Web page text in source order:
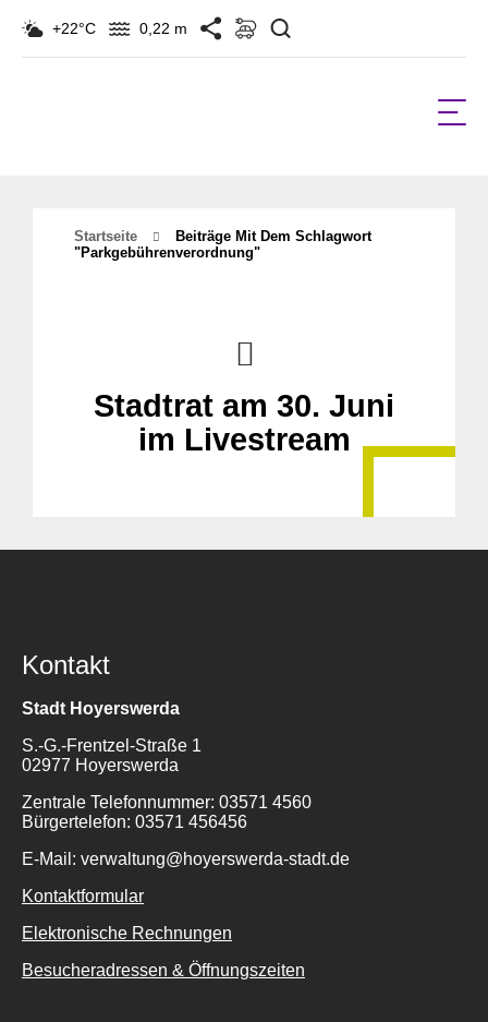
+22°C 0,22 m
Startseite
Beiträge Mit Dem Schlagwort
"Parkgebührenverordnung"
Stadtrat am 30. Juni
im Livestream
Kontakt
Stadt Hoyerswerda
S.-G.-Frentzel-Straße 1
02977 Hoyerswerda
Zentrale Telefonnummer: 03571 4560
Bürgertelefon: 03571 456456
E-Mail: verwaltung@hoyerswerda-stadt.de
Kontaktformular
Elektronische Rechnungen
Besucheradressen & Öffnungszeiten